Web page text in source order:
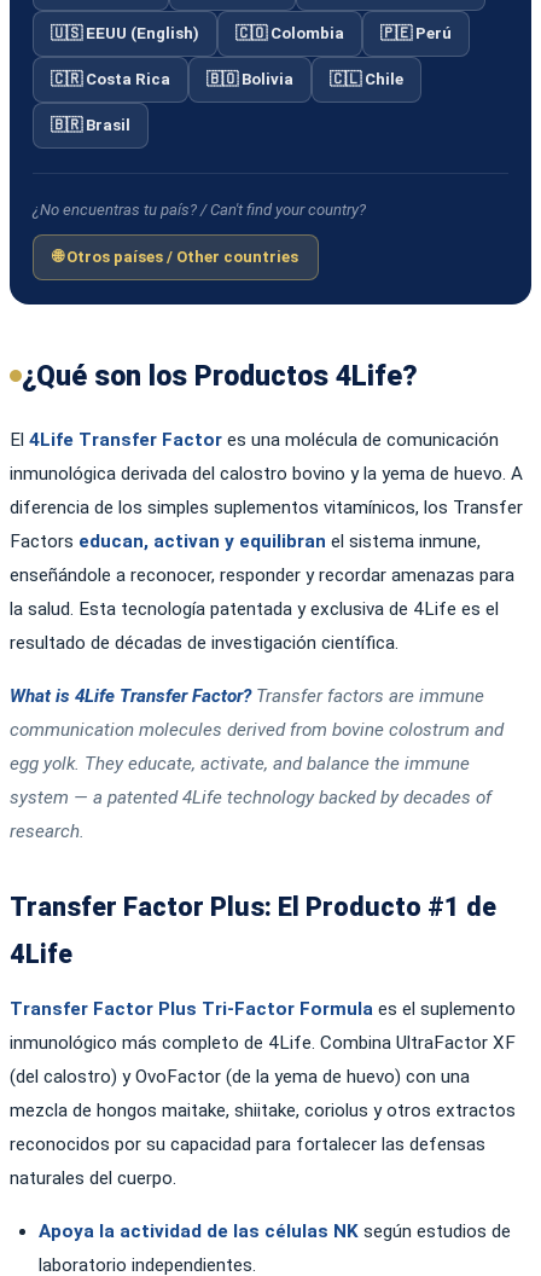
🇺🇸 EEUU (English) 🇨🇴 Colombia 🇵🇪 Perú
🇨🇷 Costa Rica 🇧🇴 Bolivia 🇨🇱 Chile
🇧🇷 Brasil
¿No encuentras tu país? / Can't find your country?
🌐 Otros países / Other countries
¿Qué son los Productos 4Life?
El 4Life Transfer Factor es una molécula de comunicación
inmunológica derivada del calostro bovino y la yema de huevo. A
diferencia de los simples suplementos vitamínicos, los Transfer
Factors educan, activan y equilibran el sistema inmune,
enseñándole a reconocer, responder y recordar amenazas para
la salud. Esta tecnología patentada y exclusiva de 4Life es el
resultado de décadas de investigación científica.
What is 4Life Transfer Factor?Transfer factors are immune
communication molecules derived from bovine colostrum and
egg yolk. They educate, activate, and balance the immune
system — a patented 4Life technology backed by decades of
research.
Transfer Factor Plus: El Producto #1 de
4Life
Transfer Factor Plus Tri-Factor Formula es el suplemento
inmunológico más completo de 4Life. Combina UltraFactor XF
(del calostro) y OvoFactor (de la yema de huevo) con una
mezcla de hongos maitake, shiitake, coriolus y otros extractos
reconocidos por su capacidad para fortalecer las defensas
naturales del cuerpo.
Apoya la actividad de las células NK según estudios de
laboratorio independientes.